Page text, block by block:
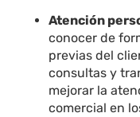
Atención
conocer de
previas del
consultas y
mejorar la
comercial en